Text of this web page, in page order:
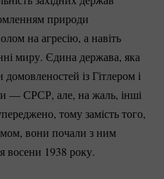
природи
на агресію, а навіть
миру. Єдина держава, яка
із Гітлером і
— СРСР, але, на жаль, інші
тому замість того,
вони почали з ним
восени 1938 року.